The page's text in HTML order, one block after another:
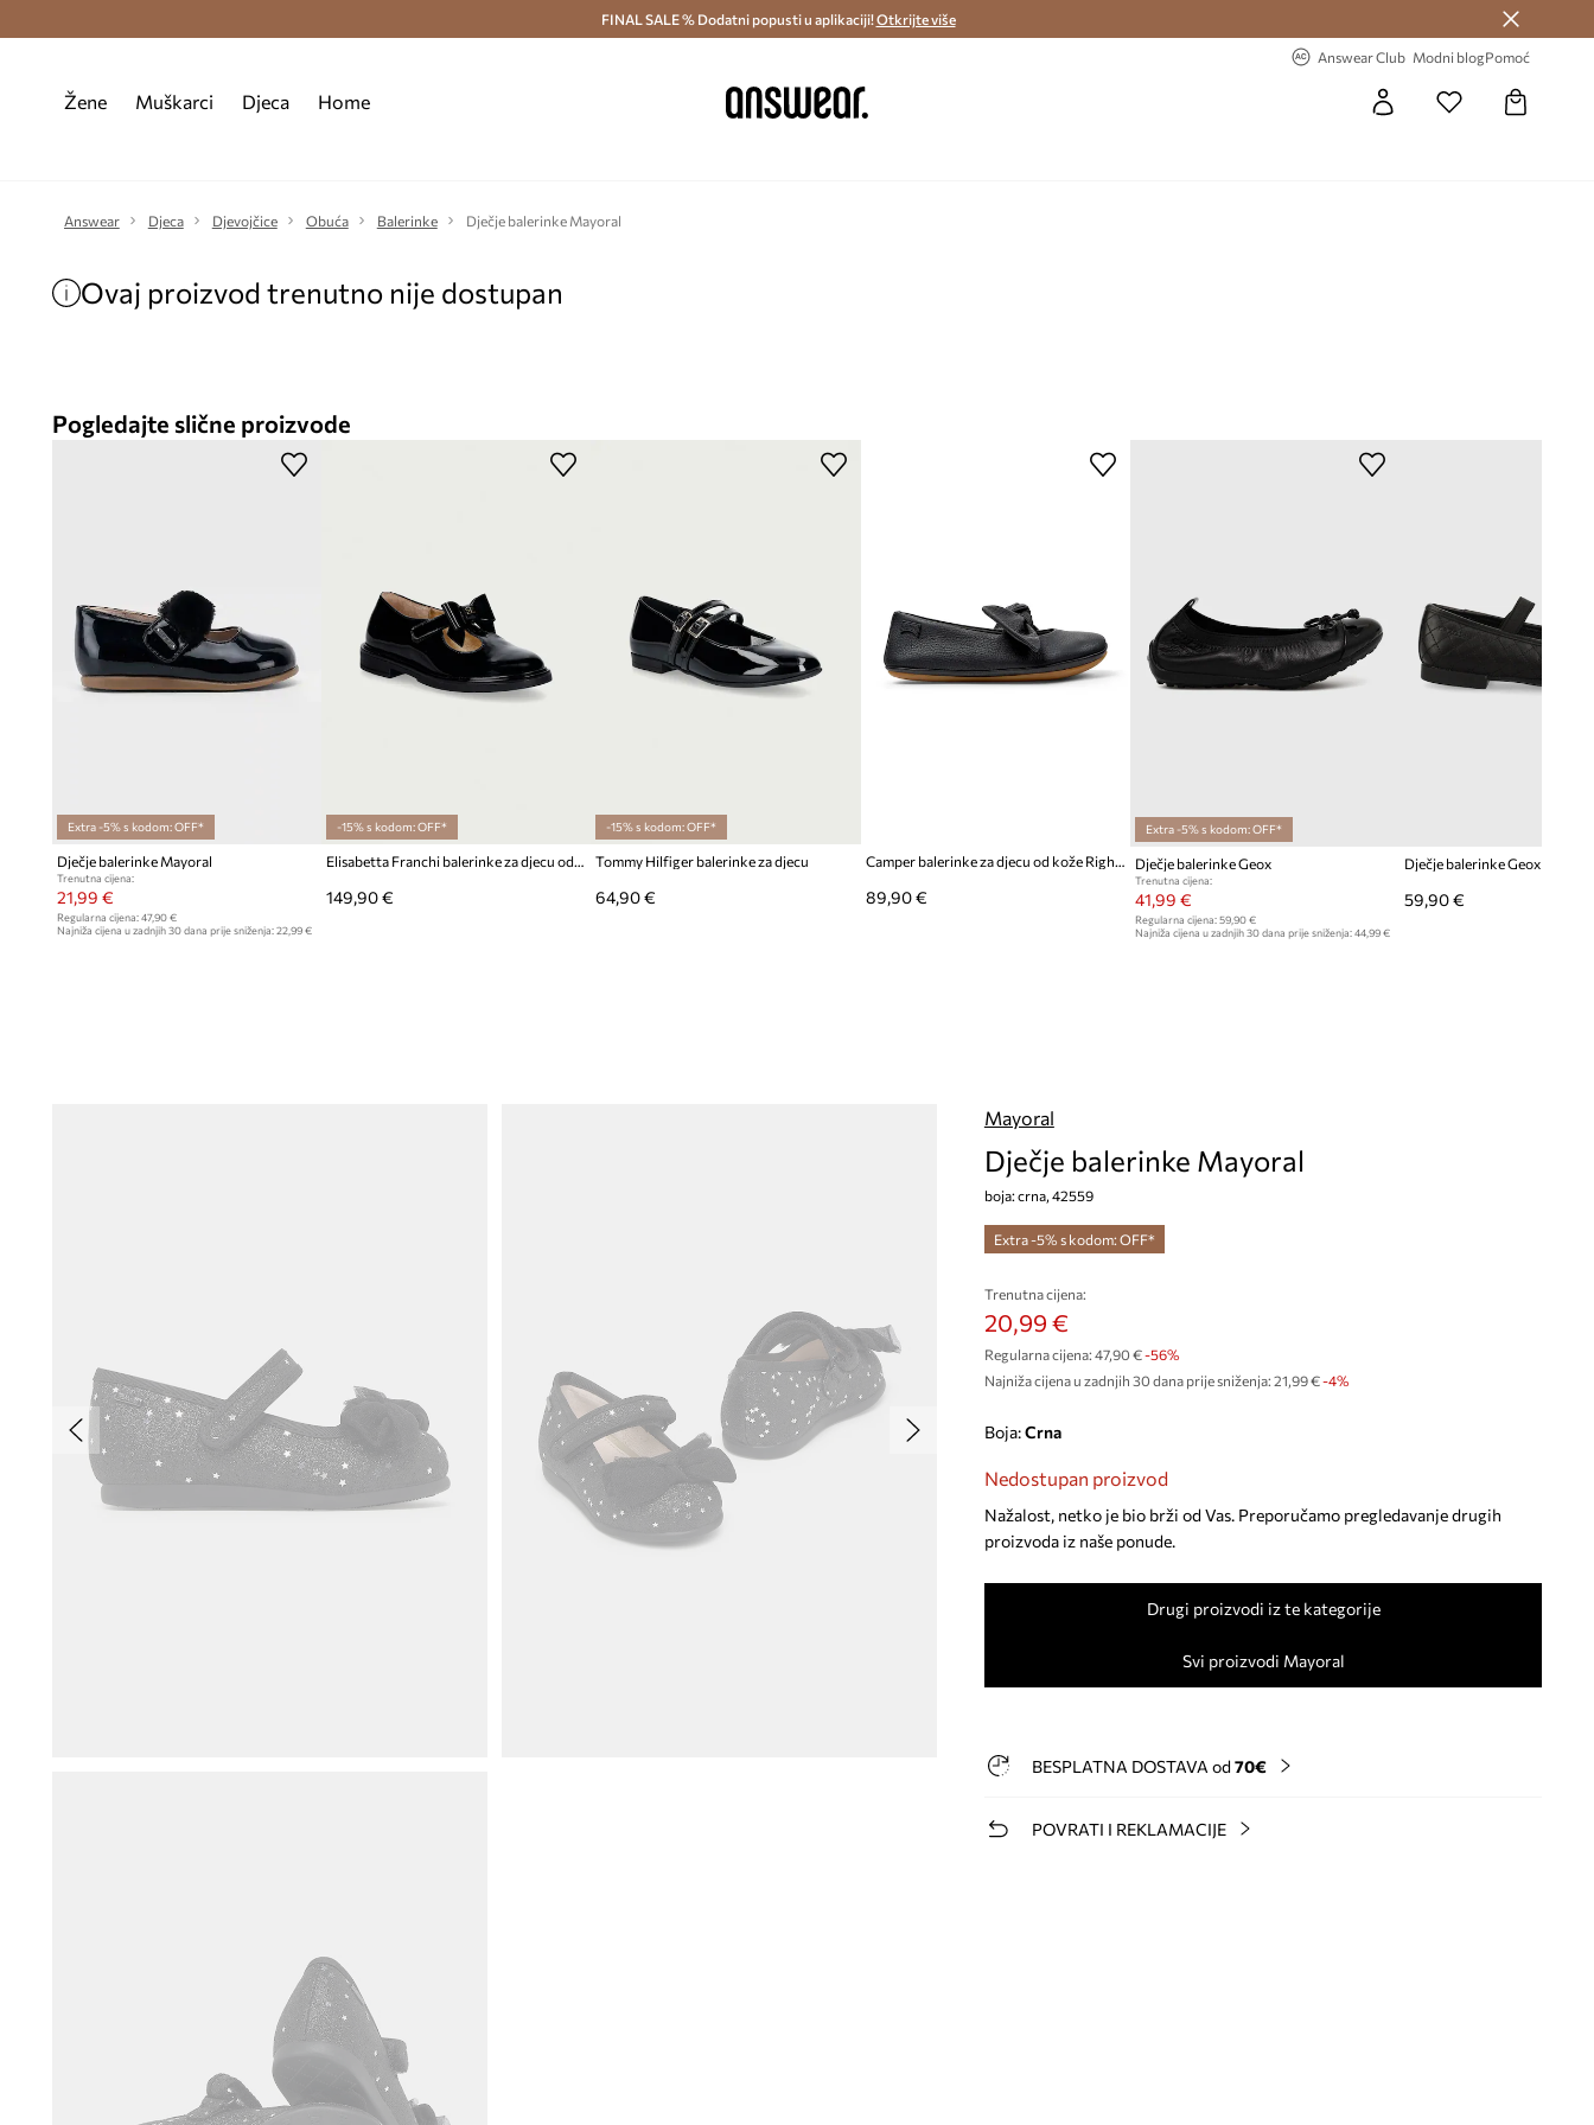
Besplatna dostava i povrat (od 70€) > Dostava u roku 48 sati >
FINAL SALE % Dodatni popusti u aplikaciji!Otkrijte više
Answear Club Modni blogPomoć
Žene Muškarci Djeca Home
Answear Djeca Djevojčice Obuća Balerinke Dječje balerinke Mayoral
Ovaj proizvod trenutno nije dostupan
Pogledajte slične proizvode
Extra -5% s kodom: OFF*
Dječje balerinke Mayoral
Trenutna cijena:
21,99 €
Regularna cijena: 47,90 €
Najniža cijena u zadnjih 30 dana prije sniženja: 22,99 €
-15% s kodom: OFF*
Elisabetta Franchi balerinke za djecu od kože
149,90 €
-15% s kodom: OFF*
Tommy Hilfiger balerinke za djecu
64,90 €
Camper balerinke za djecu od kože Right Kids
89,90 €
Extra -5% s kodom: OFF*
Dječje balerinke Geox
Trenutna cijena:
41,99 €
Regularna cijena:59,90 €
Najniža cijena u zadnjih 30 dana prije sniženja:44,99 €
Dječje balerinke Geox
59,90 €
Mayoral
Dječje balerinke Mayoral
boja: crna, 42559
Extra -5% s kodom: OFF*
Trenutna cijena:
20,99 €
Regularna cijena: 47,90 €-56%
Najniža cijena u zadnjih 30 dana prije sniženja: 21,99 € -4%
Boja: crna
Nedostupan proizvod
Nažalost, netko je bio brži od Vas. Preporučamo pregledavanje drugih
proizvoda iz naše ponude.
Drugi proizvodi iz te kategorije
Svi proizvodi Mayoral
BESPLATNA DOSTAVA od 70€
POVRATI I REKLAMACIJE